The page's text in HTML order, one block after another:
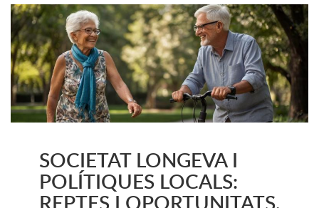
SOCIETAT LONGEVA I
POLÍTIQUES LOCALS:
REPTES I OPORTUNITATS,